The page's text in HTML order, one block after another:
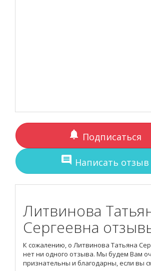
notifications Подписаться
comment Написать отзыв
Литвинова
Сергеевна
К сожалению, о Литвинова Татьяна
нет ни одного отзыва. Мы будем Вам
признательны и благодарны, если вы